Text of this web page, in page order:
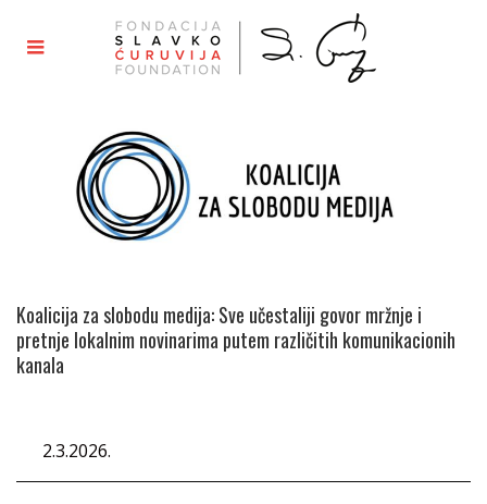
Koalicija za slobodu medija: Sve učestaliji govor mržnje i
pretnje lokalnim novinarima putem različitih komunikacionih
kanala
2.3.2026.